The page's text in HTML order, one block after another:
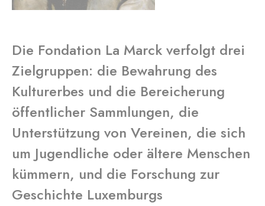
Die Fondation La Marck verfolgt drei
Zielgruppen: die Bewahrung des
Kulturerbes und die Bereicherung
öffentlicher Sammlungen, die
Unterstützung von Vereinen, die sich
um Jugendliche oder ältere Menschen
kümmern, und die Forschung zur
Geschichte Luxemburgs